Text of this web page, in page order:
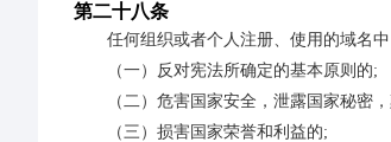
第二十八条
任何组织或者个人注册、使用的域名
（一）反对宪法所确定的基本原则的;
（二）危害国家安全，泄露国家秘密
（三）损害国家荣誉和利益的;